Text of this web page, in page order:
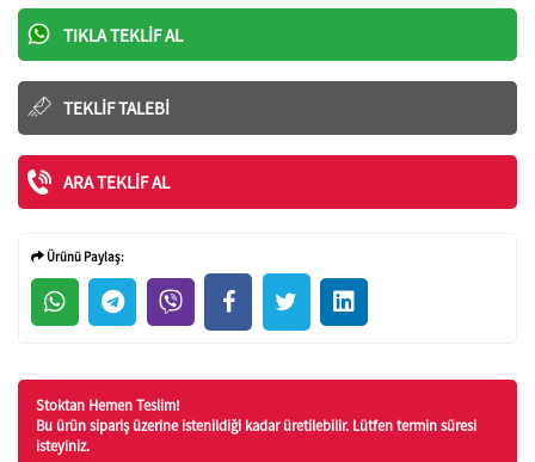
TIKLA TEKLIF AL
TEKLIF TALEBI
ARA TEKLIF AL
Ürünü Paylaş:
Stoktan Hemen Teslim!
Bu ürün sipariş üzerine istenildiği kadar üretilebilir. Lütfen termin süresi
isteyiniz.